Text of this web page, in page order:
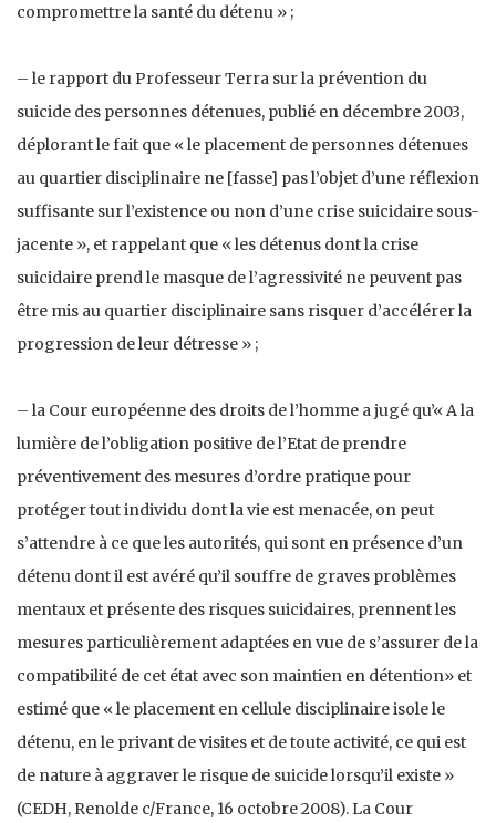
compromettre la santé du détenu » ;
– le rapport du Professeur Terra sur la prévention du
suicide des personnes détenues, publié en décembre 2003,
déplorant le fait que « le placement de personnes détenues
au quartier disciplinaire ne [fasse] pas l’objet d’une réflexion
suffisante sur l’existence ou non d’une crise suicidaire sous-
jacente », et rappelant que « les détenus dont la crise
suicidaire prend le masque de l’agressivité ne peuvent pas
être mis au quartier disciplinaire sans risquer d’accélérer la
progression de leur détresse » ;
– la Cour européenne des droits de l’homme a jugé qu’« A la
lumière de l’obligation positive de l’Etat de prendre
préventivement des mesures d’ordre pratique pour
protéger tout individu dont la vie est menacée, on peut
s’attendre à ce que les autorités, qui sont en présence d’un
détenu dont il est avéré qu’il souffre de graves problèmes
mentaux et présente des risques suicidaires, prennent les
mesures particulièrement adaptées en vue de s’assurer de la
compatibilité de cet état avec son maintien en détention» et
estimé que « le placement en cellule disciplinaire isole le
détenu, en le privant de visites et de toute activité, ce qui est
de nature à aggraver le risque de suicide lorsqu’il existe »
(CEDH, Renolde c/France, 16 octobre 2008). La Cour